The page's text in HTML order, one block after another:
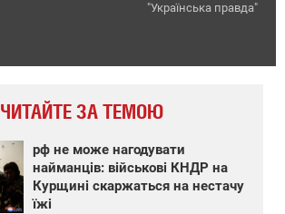
"Українська правда"
ЧИТАЙТЕ ЗА ТЕМОЮ
рф не може нагодувати
найманців: військові КНДР на
Курщині скаржаться на нестачу
їжі